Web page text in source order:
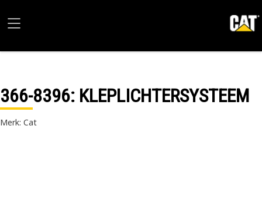
366-8396: KLEPLICHTERSYSTEEM
Merk: Cat